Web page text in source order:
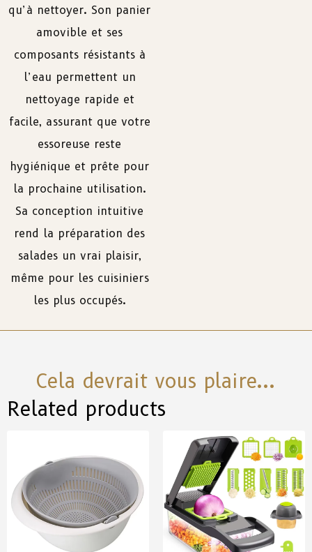
qu’à nettoyer. Son panier
amovible et ses
composants résistants à
l’eau permettent un
nettoyage rapide et
facile, assurant que votre
essoreuse reste
hygiénique et prête pour
la prochaine utilisation.
Sa conception intuitive
rend la préparation des
salades un vrai plaisir,
même pour les cuisiniers
les plus occupés.
Cela devrait vous plaire...
Related products